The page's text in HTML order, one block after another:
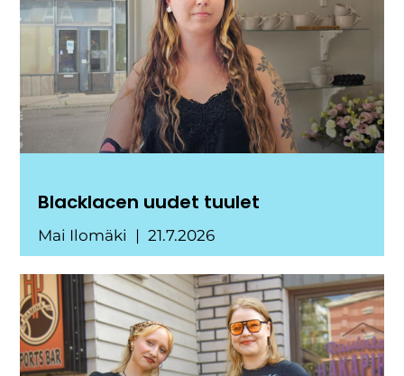
Blacklacen uudet tuulet
Mai Ilomäki 21.7.2026